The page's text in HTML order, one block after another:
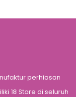
perhiasan
18 Store di seluruh